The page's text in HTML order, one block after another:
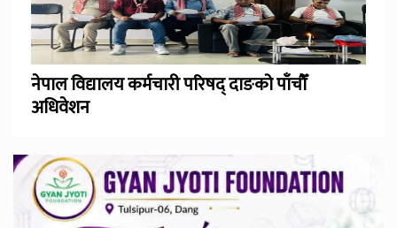
नेपाल विद्यालय कर्मचारी परिषद् दाङको पाँचौँ
अधिवेशन